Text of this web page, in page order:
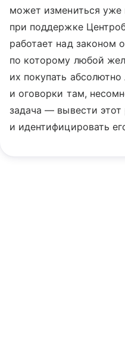
может измениться уже
при поддержке
работает над законом
по которому любой
их покупать абсолютно
и оговорки там,
задача — вывести этот
и идентифицировать